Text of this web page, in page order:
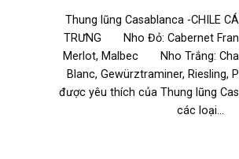
Thung lũng Casablanca -CHILE
TRƯNG Nho Đỏ: Cabernet
Merlot, Malbec Nho Trắng:
Blanc, Gewürztraminer, Riesling,
được yêu thích của Thung lũng
các loại...